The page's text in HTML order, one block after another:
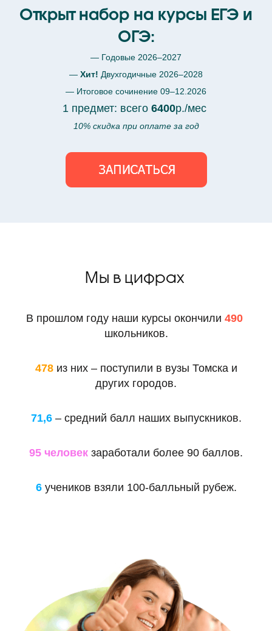
Открыт набор на курсы ЕГЭ и
ОГЭ:
— Годовые 2026–2027
— Хит! Двухгодичные 2026–2028
— Итоговое сочинение 09–12.2026
1 предмет: всего 6400р./мес
10% скидка при оплате за год
Мы в цифрах
В прошлом году наши курсы окончили 490
школьников.
478из них – поступили в вузы Томска и
других городов.
71,6– средний балл наших выпускников.
95 человек заработали более 90 баллов.
6учеников взяли 100-балльный рубеж.